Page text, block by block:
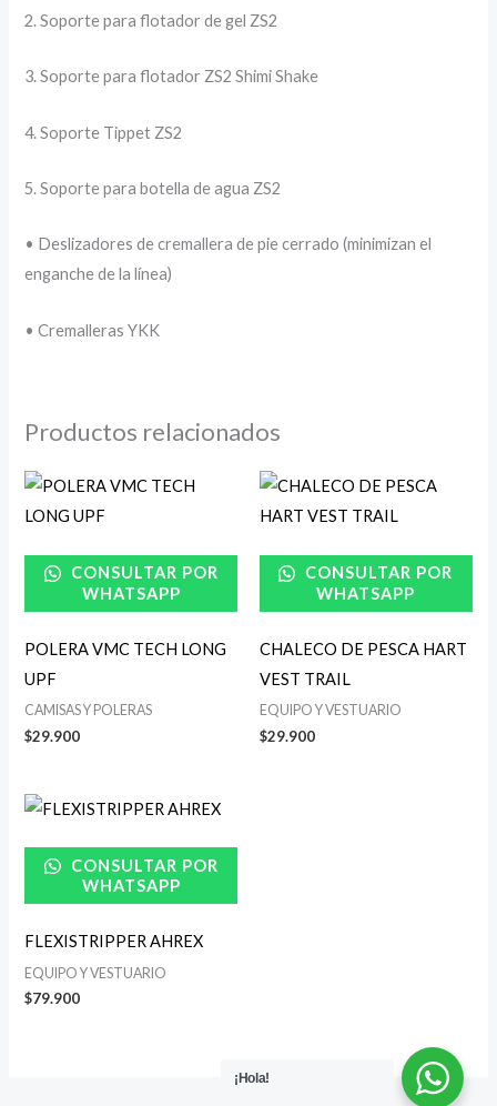
2. Soporte para flotador de gel ZS2
3. Soporte para flotador ZS2 Shimi Shake
4. Soporte Tippet ZS2
5. Soporte para botella de agua ZS2
• Deslizadores de cremallera de pie cerrado (minimizan el
enganche de la línea)
• Cremalleras YKK
Productos relacionados
CONSULTAR POR
WHATSAPP
POLERA VMC TECH LONG
UPF
CAMISAS Y POLERAS
$29.900
CONSULTAR POR
WHATSAPP
CHALECO DE PESCA HART
VEST TRAIL
EQUIPO Y VESTUARIO
$29.900
CONSULTAR POR
WHATSAPP
FLEXISTRIPPER AHREX
EQUIPO Y VESTUARIO
$79.900
¡Hola!